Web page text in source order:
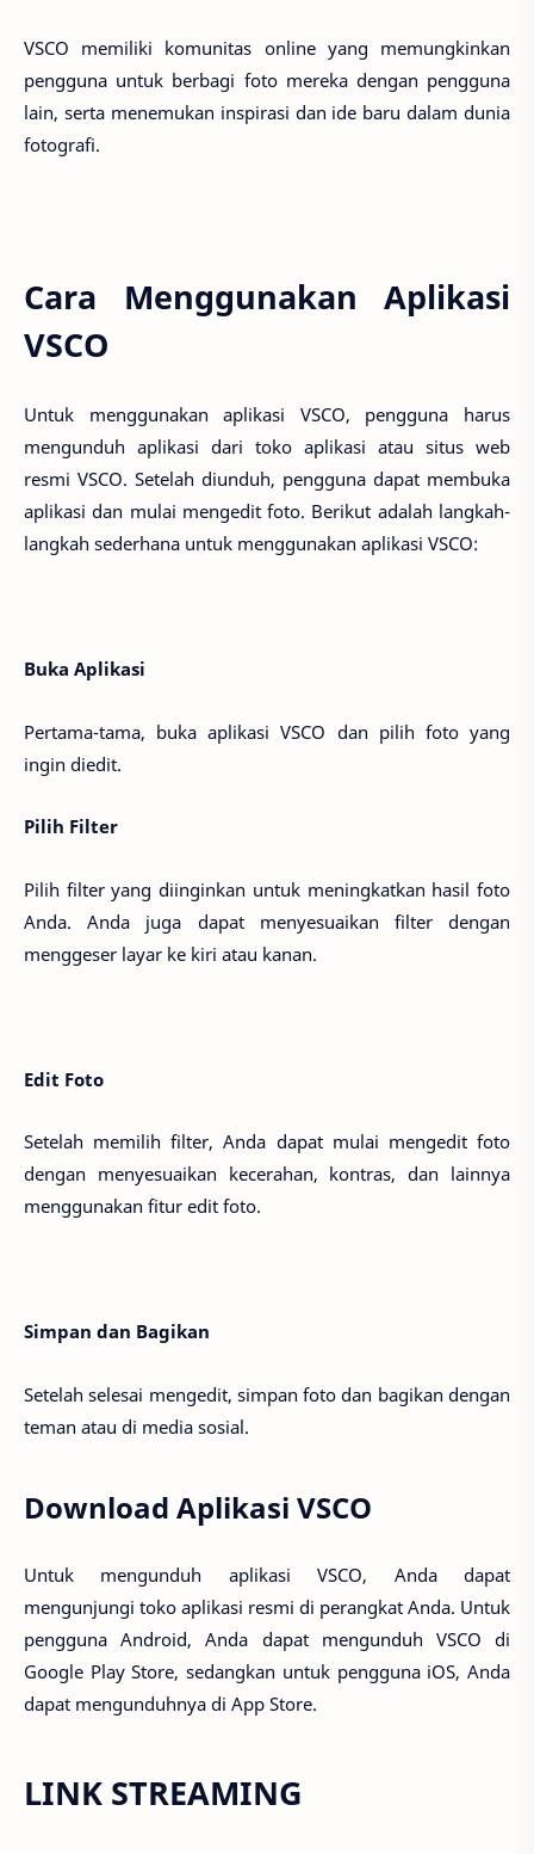
VSCO memiliki komunitas online yang memungkinkan
pengguna untuk berbagi foto mereka dengan pengguna
lain, serta menemukan inspirasi dan ide baru dalam dunia
fotografi.
Cara Menggunakan Aplikasi
VSCO
Untuk menggunakan aplikasi VSCO, pengguna harus
mengunduh aplikasi dari toko aplikasi atau situs web
resmi VSCO. Setelah diunduh, pengguna dapat membuka
aplikasi dan mulai mengedit foto. Berikut adalah langkah-
langkah sederhana untuk menggunakan aplikasi VSCO:
Buka Aplikasi
Pertama-tama, buka aplikasi VSCO dan pilih foto yang
ingin diedit.
Pilih Filter
Pilih filter yang diinginkan untuk meningkatkan hasil foto
Anda. Anda juga dapat menyesuaikan filter dengan
menggeser layar ke kiri atau kanan.
Edit Foto
Setelah memilih filter, Anda dapat mulai mengedit foto
dengan menyesuaikan kecerahan, kontras, dan lainnya
menggunakan fitur edit foto.
Simpan dan Bagikan
Setelah selesai mengedit, simpan foto dan bagikan dengan
teman atau di media sosial.
Download Aplikasi VSCO
Untuk mengunduh aplikasi VSCO, Anda dapat
mengunjungi toko aplikasi resmi di perangkat Anda. Untuk
pengguna Android, Anda dapat mengunduh VSCO di
Google Play Store, sedangkan untuk pengguna iOS, Anda
dapat mengunduhnya di App Store.
LINK STREAMING